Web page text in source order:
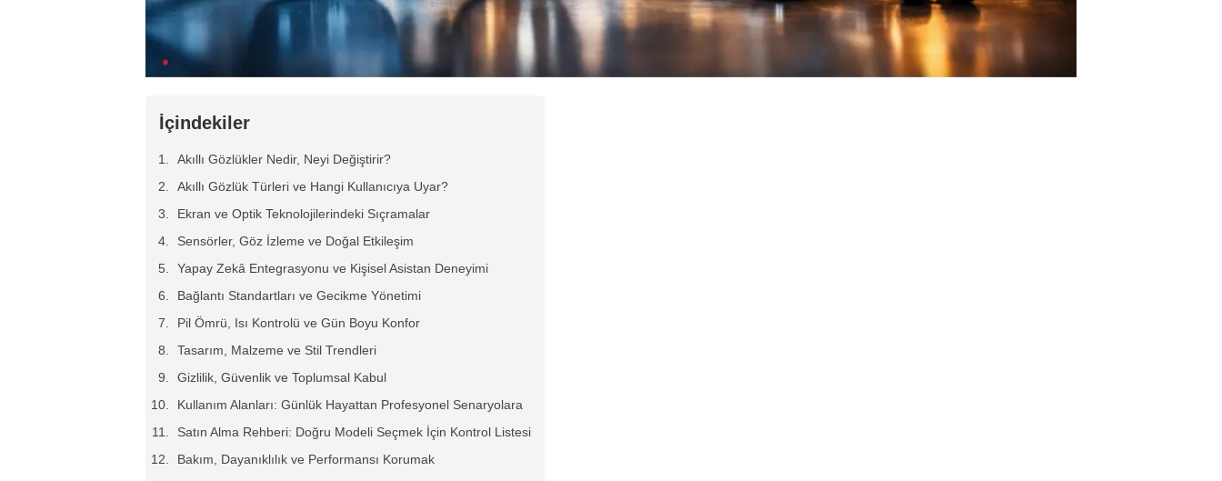
İçindekiler
Akıllı Gözlükler Nedir, Neyi Değiştirir?
Akıllı Gözlük Türleri ve Hangi Kullanıcıya Uyar?
Ekran ve Optik Teknolojilerindeki Sıçramalar
Sensörler, Göz İzleme ve Doğal Etkileşim
Yapay Zekâ Entegrasyonu ve Kişisel Asistan Deneyimi
Bağlantı Standartları ve Gecikme Yönetimi
Pil Ömrü, Isı Kontrolü ve Gün Boyu Konfor
Tasarım, Malzeme ve Stil Trendleri
Gizlilik, Güvenlik ve Toplumsal Kabul
Kullanım Alanları: Günlük Hayattan Profesyonel Senaryolara
Satın Alma Rehberi: Doğru Modeli Seçmek İçin Kontrol Listesi
Bakım, Dayanıklılık ve Performansı Korumak